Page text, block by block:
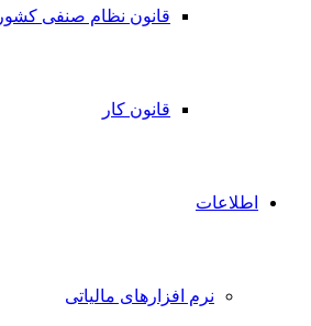
قانون نظام صنفی کشور
قانون کار
اطلاعات
نرم افزارهای مالیاتی